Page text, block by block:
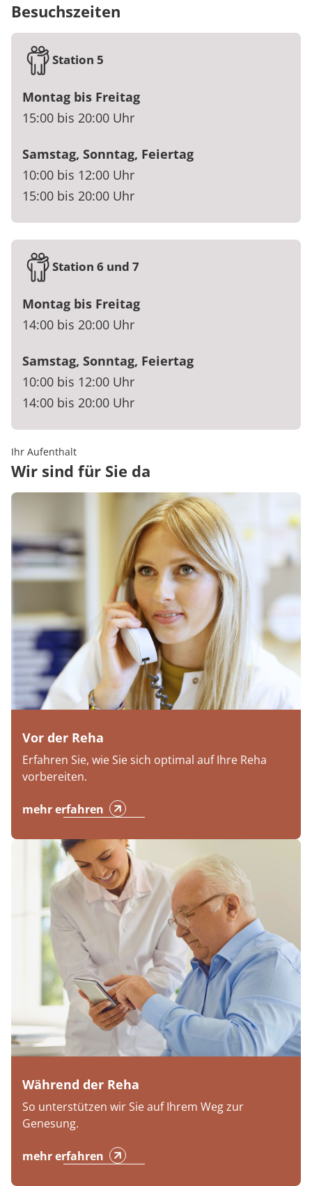
Besuchszeiten
Station 5
Montag bis Freitag
15:00 bis 20:00 Uhr
Samstag, Sonntag, Feiertag
10:00 bis 12:00 Uhr
15:00 bis 20:00 Uhr
Station 6 und 7
Montag bis Freitag
14:00 bis 20:00 Uhr
Samstag, Sonntag, Feiertag
10:00 bis 12:00 Uhr
14:00 bis 20:00 Uhr
Ihr Aufenthalt
Wir sind für Sie da
Vor der Reha
Erfahren Sie, wie Sie sich optimal auf Ihre Reha
vorbereiten.
mehr erfahren
Während der Reha
So unterstützen wir Sie auf Ihrem Weg zur
Genesung.
mehr erfahren